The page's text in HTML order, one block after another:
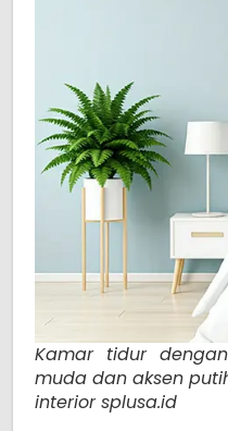
Kamar tidur
muda dan aksen
interior splusa.id